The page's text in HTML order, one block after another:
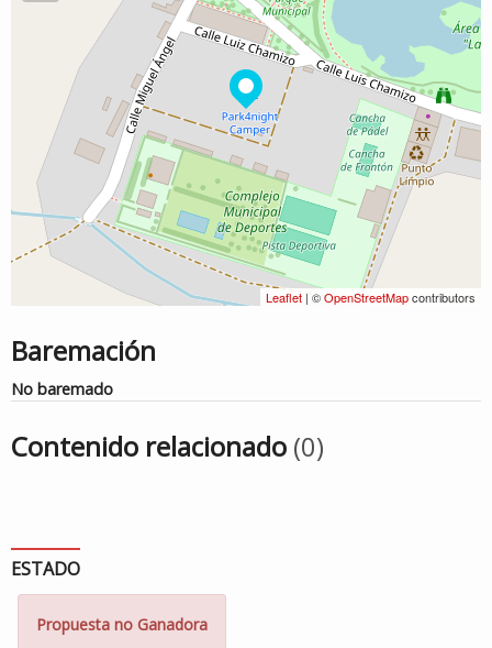
Leaflet | ©OpenStreetMapcontributors
Baremación
No baremado
Contenido relacionado (0)
ESTADO
Propuesta no Ganadora